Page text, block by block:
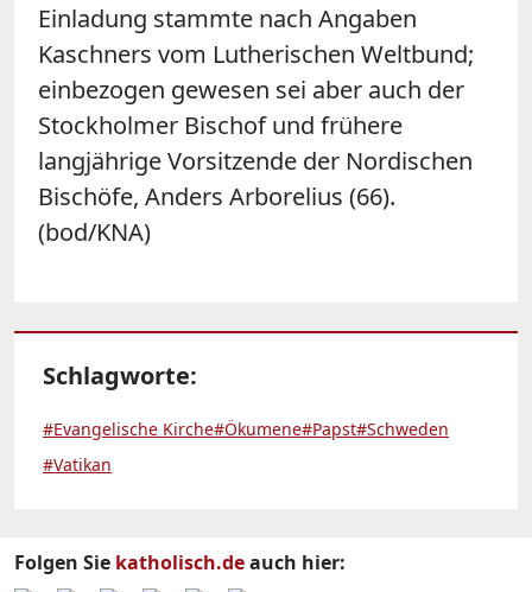
Einladung stammte nach Angaben
Kaschners vom Lutherischen Weltbund;
einbezogen gewesen sei aber auch der
Stockholmer Bischof und frühere
langjährige Vorsitzende der Nordischen
Bischöfe, Anders Arborelius (66).
(bod/KNA)
Schlagworte:
#Evangelische Kirche#Ökumene#Papst#Schweden
#Vatikan
Folgen Sie katholisch.deauch hier: